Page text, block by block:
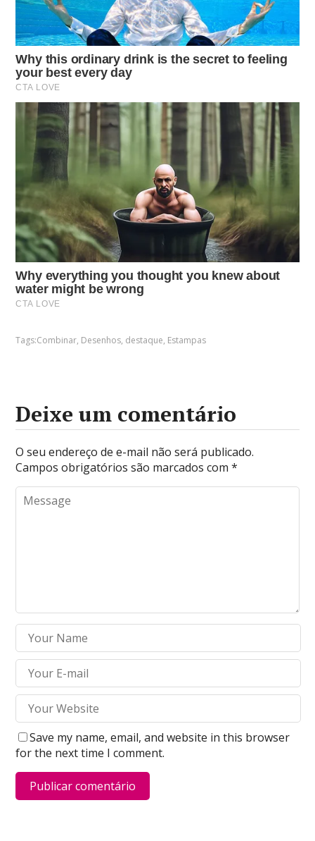
Tags:Combinar, Desenhos, destaque, Estampas
Deixe um comentário
O seu endereço de e-mail não será publicado.
Campos obrigatórios são marcados com*
Save my name, email, and website in this browser
for the next time I comment.